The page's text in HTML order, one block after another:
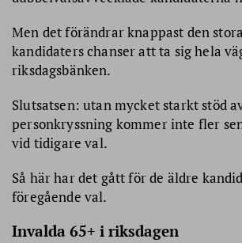
Men det förändrar knappast den
kandidaters chanser att ta sig hela
riksdagsbänken.
Slutsatsen: utan mycket starkt stöd
personkryssning kommer inte fler
vid tidigare val.
Så här har det gått för de äldre
föregående val.
Invalda 65+ i riksdagen